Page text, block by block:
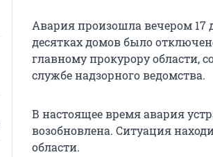
Авария произошла вечером 17
десятках домов было
главному прокурору области,
службе надзорного ведомства.
В настоящее время авария
возобновлена. Ситуация
области.